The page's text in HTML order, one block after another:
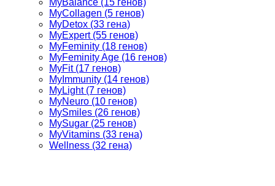
MyBalance (15 генов)
MyCollagen (5 генов)
MyDetox (33 гена)
MyExpert (55 генов)
MyFeminity (18 генов)
MyFeminity Age (16 генов)
MyFit (17 генов)
MyImmunity (14 генов)
MyLight (7 генов)
MyNeuro (10 генов)
MySmiles (26 генов)
MySugar (25 генов)
MyVitamins (33 гена)
Wellness (32 гена)